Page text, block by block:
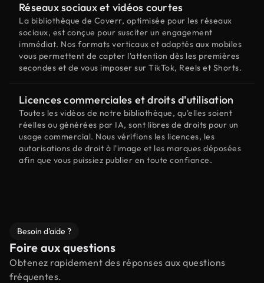
Réseaux sociaux et vidéos courtes
La bibliothèque de Coverr, optimisée pour les réseaux
sociaux, est conçue pour susciter un engagement
immédiat. Nos formats verticaux et adaptés aux mobiles
vous permettent de capter l'attention dès les premières
secondes et de vous imposer sur TikTok, Reels et Shorts.
Licences commerciales et droits d'utilisation
Toutes les vidéos de notre bibliothèque, qu'elles soient
réelles ou générées par IA, sont libres de droits pour un
usage commercial. Nous vérifions les licences, les
autorisations de droit à l'image et les marques déposées
afin que vous puissiez publier en toute confiance.
Besoin d'aide ?
Foire aux questions
Obtenez rapidement des réponses aux questions
fréquentes.